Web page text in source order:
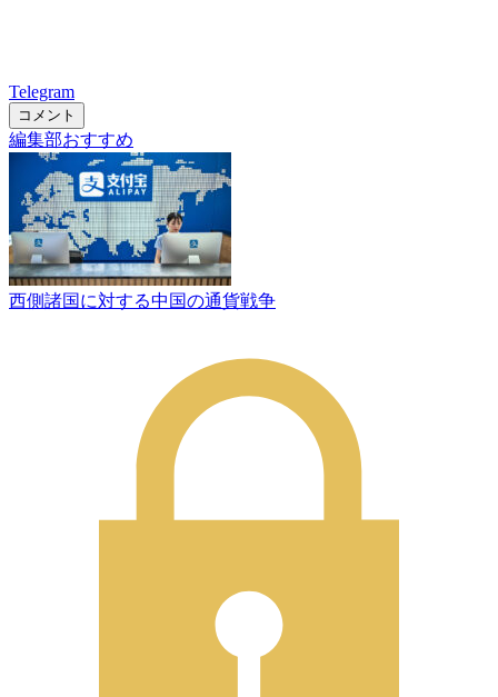
Telegram
コメント
編集部おすすめ
西側諸国に対する中国の通貨戦争